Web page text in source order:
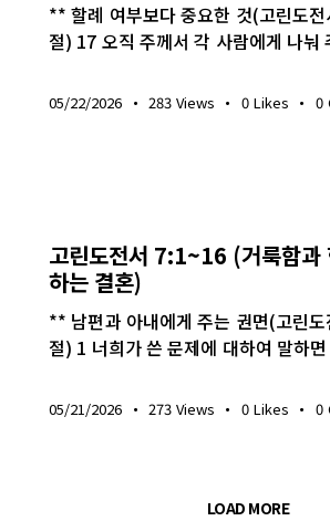
** 할례 여부보다 중요한 것(고린도
절) 17 오직 주께서 각 사람에게 나
05/22/2026 283 Views 0 Likes 0
고린도전서 7:1~16 (거룩함과
하는 결혼)
** 남편과 아내에게 주는 권면(고린
절) 1 너희가 쓴 문제에 대하여 말하
05/21/2026 273 Views 0 Likes 0
LOAD MORE